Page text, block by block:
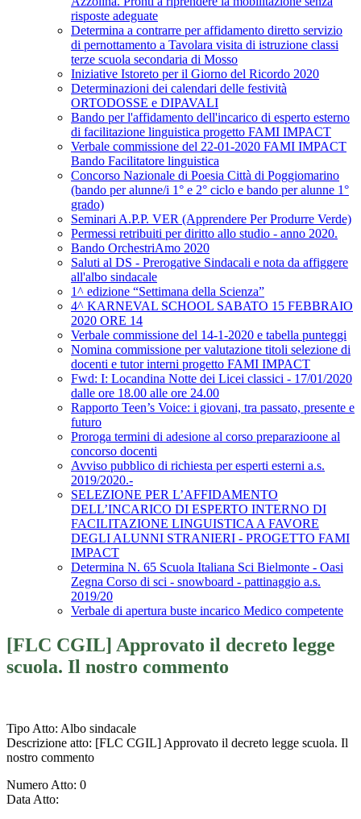
risposte adeguate
Determina a contrarre per affidamento diretto servizio
di pernottamento a Tavolara visita di istruzione classi
terze scuola secondaria di Mosso
Iniziative Istoreto per il Giorno del Ricordo 2020
Determinazioni dei calendari delle festività
ORTODOSSE e DIPAVALI
Bando per l'affidamento dell'incarico di esperto esterno
di facilitazione linguistica progetto FAMI IMPACT
Verbale commissione del 22-01-2020 FAMI IMPACT
Bando Facilitatore linguistica
Concorso Nazionale di Poesia Città di Poggiomarino
(bando per alunne/i 1° e 2° ciclo e bando per alunne 1°
grado)
Seminari A.P.P. VER (Apprendere Per Produrre Verde)
Permessi retribuiti per diritto allo studio - anno 2020.
Bando OrchestriAmo 2020
Saluti al DS - Prerogative Sindacali e nota da affiggere
all'albo sindacale
1^ edizione “Settimana della Scienza”
4^ KARNEVAL SCHOOL SABATO 15 FEBBRAIO
2020 ORE 14
Verbale commissione del 14-1-2020 e tabella punteggi
Nomina commissione per valutazione titoli selezione di
docenti e tutor interni progetto FAMI IMPACT
Fwd: I: Locandina Notte dei Licei classici - 17/01/2020
dalle ore 18.00 alle ore 24.00
Rapporto Teen’s Voice: i giovani, tra passato, presente e
futuro
Proroga termini di adesione al corso preparazioone al
concorso docenti
Avviso pubblico di richiesta per esperti esterni a.s.
2019/2020.-
SELEZIONE PER L’AFFIDAMENTO
DELL’INCARICO DI ESPERTO INTERNO DI
FACILITAZIONE LINGUISTICA A FAVORE
DEGLI ALUNNI STRANIERI - PROGETTO FAMI
IMPACT
Determina N. 65 Scuola Italiana Sci Bielmonte - Oasi
Zegna Corso di sci - snowboard - pattinaggio a.s.
2019/20
Verbale di apertura buste incarico Medico competente
[FLC CGIL] Approvato il decreto legge
scuola. Il nostro commento
Tipo Atto: Albo sindacale
Descrizione atto: [FLC CGIL] Approvato il decreto legge scuola. Il
nostro commento
Numero Atto: 0
Data Atto: